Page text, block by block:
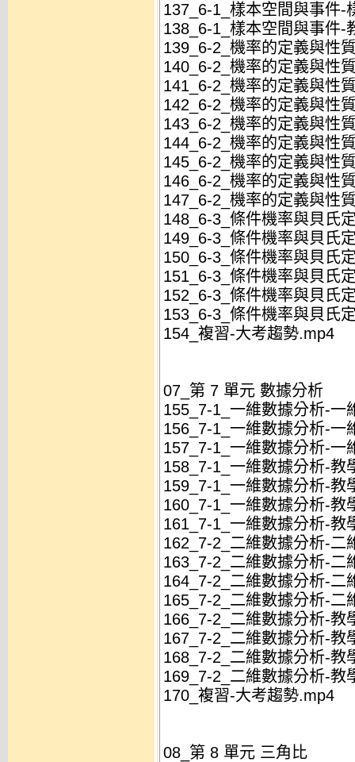
137_6-1_樣本空間與事件-
138_6-1_樣本空間與事件-
139_6-2_機率的定義與性
140_6-2_機率的定義與性
141_6-2_機率的定義與性
142_6-2_機率的定義與性
143_6-2_機率的定義與性
144_6-2_機率的定義與性
145_6-2_機率的定義與性
146_6-2_機率的定義與性
147_6-2_機率的定義與性
148_6-3_條件機率與貝氏
149_6-3_條件機率與貝氏
150_6-3_條件機率與貝氏
151_6-3_條件機率與貝氏
152_6-3_條件機率與貝氏
153_6-3_條件機率與貝氏
154_複習-大考趨勢.mp4
07_第 7 單元 數據分析
155_7-1_一維數據分析-一
156_7-1_一維數據分析-一
157_7-1_一維數據分析-一
158_7-1_一維數據分析-教
159_7-1_一維數據分析-教
160_7-1_一維數據分析-教
161_7-1_一維數據分析-教
162_7-2_二維數據分析-二
163_7-2_二維數據分析-二
164_7-2_二維數據分析-二
165_7-2_二維數據分析-二
166_7-2_二維數據分析-教
167_7-2_二維數據分析-教
168_7-2_二維數據分析-教
169_7-2_二維數據分析-教
170_複習-大考趨勢.mp4
08_第 8 單元 三角比